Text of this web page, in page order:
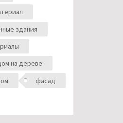
здания
на дереве
фасад